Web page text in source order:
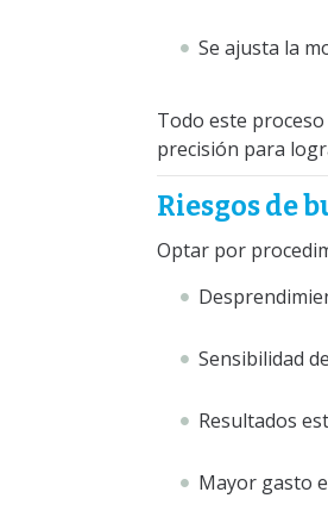
Se ajusta la
Todo este proceso
precisión para
Riesgos de
Optar por
Sensibilidad
Resultados
Mayor gasto